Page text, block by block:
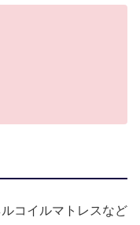
コイルマトレスなど